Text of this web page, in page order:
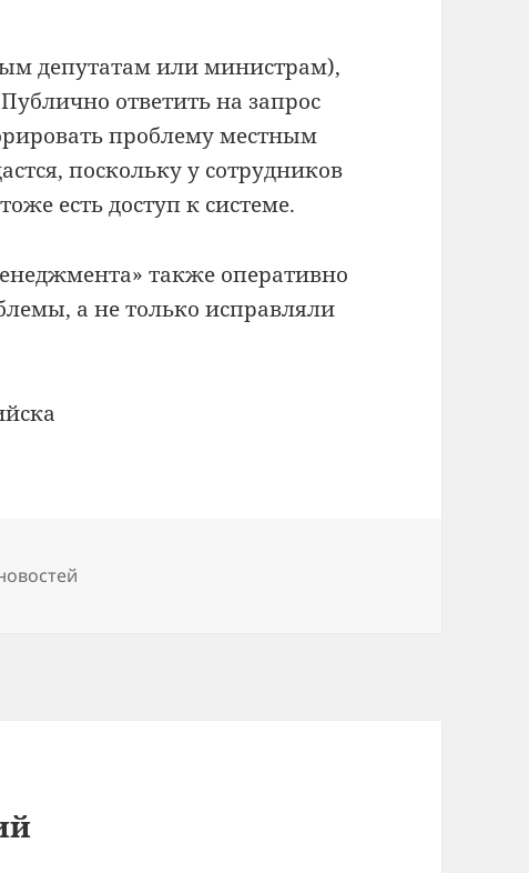
депутатам или министрам),
ответить на запрос
проблему местным
поскольку у сотрудников
есть доступ к системе.
также оперативно
а не только исправляли